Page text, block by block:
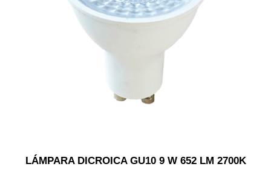
LÁMPARA DICROICA GU10 9 W 652 LM 2700K